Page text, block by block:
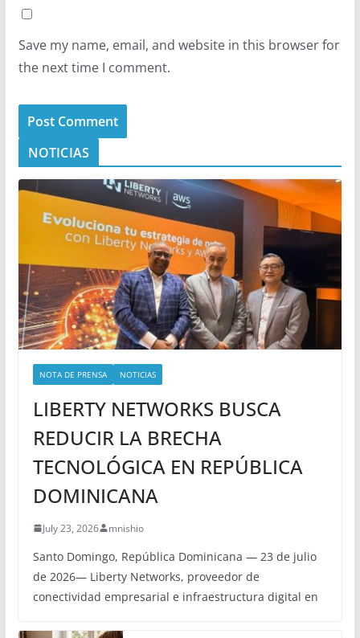
Save my name, email, and website in this browser for
the next time I comment.
NOTICIAS
NOTA DE PRENSA NOTICIAS
LIBERTY NETWORKS BUSCA
REDUCIR LA BRECHA
TECNOLÓGICA EN REPÚBLICA
DOMINICANA
July 23, 2026 mnishio
Santo Domingo, República Dominicana — 23 de julio
de 2026— Liberty Networks, proveedor de
conectividad empresarial e infraestructura digital en